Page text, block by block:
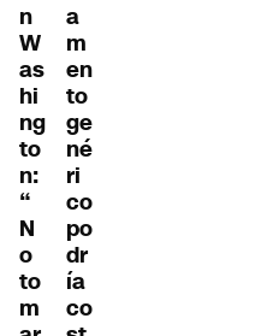
n
W
as
hi
ng
to
n:
“
N
o
to
m
a
m
en
to
ge
né
ri
co
po
dr
ía
co